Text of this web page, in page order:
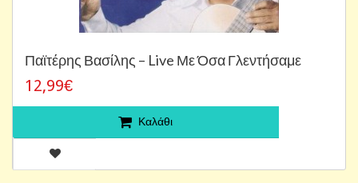
Παϊτέρης Βασίλης – Live Με Όσα Γλεντήσαμε
12,99€
Καλάθι